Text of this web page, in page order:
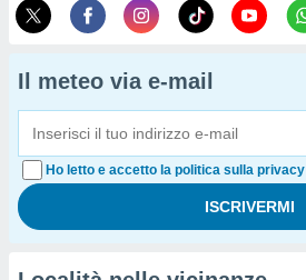
Il meteo via e-mail
Ho letto e accetto la politica sulla privacy